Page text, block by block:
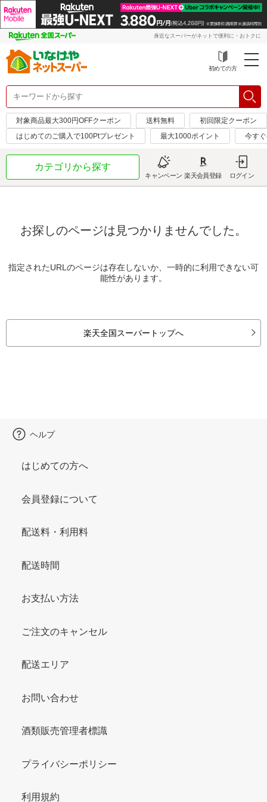
身近なスーパーがネットで便利に・おトクに
初めての方
対象商品最大300円OFFクーポン 送料無料
初回限定クーポン
はじめてのご購入で100Ptプレゼント
最大1000ポイント 今す
カテゴリから探す
キャンペーン 楽天会員登録 ログイン
お探しのページは見つかりませんでした。
指定されたURLのページは存在しないか、一時的に利用できない可
能性があります。
楽天全国スーパートップへ
ヘルプ
はじめての方へ
会員登録について
配送料・利用料
配送時間
お支払い方法
ご注文のキャンセル
配送エリア
お問い合わせ
酒類販売管理者標識
プライバシーポリシー
利用規約